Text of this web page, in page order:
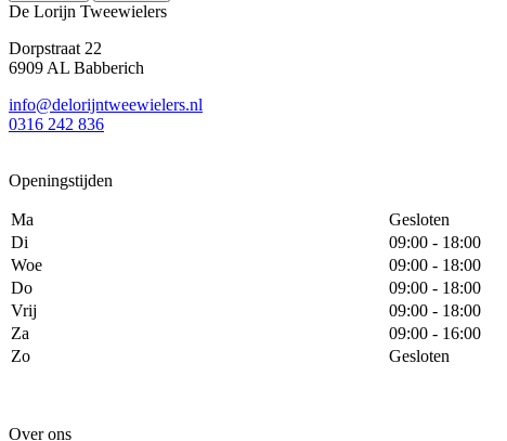
De Lorijn Tweewielers
Dorpstraat 22
6909 AL Babberich
info@delorijntweewielers.nl
0316 242 836
Openingstijden
Ma
Gesloten
Di
09:00 - 18:00
Woe
09:00 - 18:00
Do
09:00 - 18:00
Vrij
09:00 - 18:00
Za
09:00 - 16:00
Zo
Gesloten
Over ons